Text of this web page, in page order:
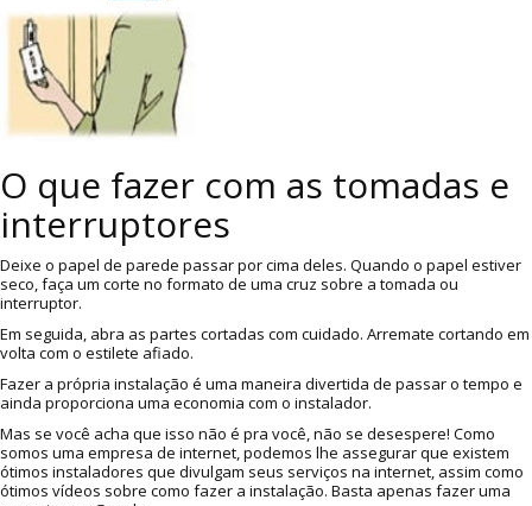
O que fazer com as tomadas e
interruptores
Deixe o papel de parede passar por cima deles. Quando o papel estiver
seco, faça um corte no formato de uma cruz sobre a tomada ou
interruptor.
Em seguida, abra as partes cortadas com cuidado. Arremate cortando em
volta com o estilete afiado.
Fazer a própria instalação é uma maneira divertida de passar o tempo e
ainda proporciona uma economia com o instalador.
Mas se você acha que isso não é pra você, não se desespere! Como
somos uma empresa de internet, podemos lhe assegurar que existem
ótimos instaladores que divulgam seus serviços na internet, assim como
ótimos vídeos sobre como fazer a instalação. Basta apenas fazer uma